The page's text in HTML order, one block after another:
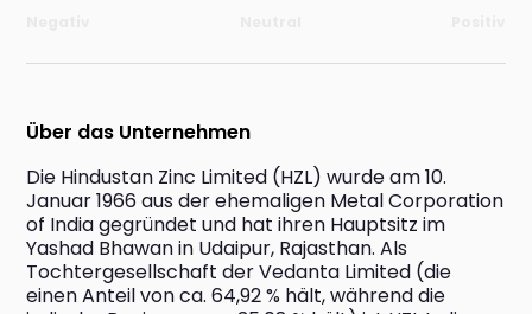
Über das Unternehmen
Die Hindustan Zinc Limited (HZL) wurde am 10.
Januar 1966 aus der ehemaligen Metal Corporation
of India gegründet und hat ihren Hauptsitz im
Yashad Bhawan in Udaipur, Rajasthan. Als
Tochtergesellschaft der Vedanta Limited (die
einen Anteil von ca. 64,92 % hält, während die